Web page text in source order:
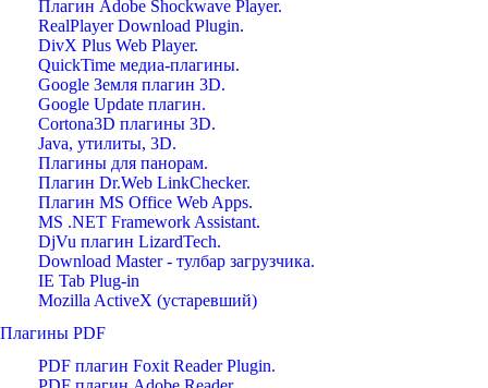
Плагин Adobe Shockwave Player.
RealPlayer Download Plugin.
DivX Plus Web Player.
QuickTime медиа-плагины.
Google Земля плагин 3D.
Google Update плагин.
Cortona3D плагины 3D.
Java, утилиты, 3D.
Плагины для панорам.
Плагин Dr.Web LinkChecker.
Плагин MS Office Web Apps.
MS .NET Framework Assistant.
DjVu плагин LizardTech.
Download Master - тулбар загрузчика.
IE Tab Plug-in
Mozilla ActiveX (устаревший)
Плагины PDF
PDF плагин Foxit Reader Plugin.